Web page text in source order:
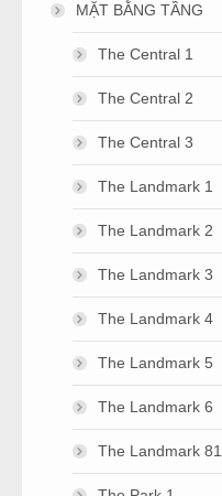
MẶT BẰNG TẦNG
The Central 1
The Central 2
The Central 3
The Landmark 1
The Landmark 2
The Landmark 3
The Landmark 4
The Landmark 5
The Landmark 6
The Landmark 81